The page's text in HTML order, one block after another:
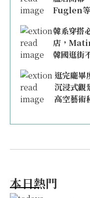
Fuglen
韓系穿搭
店，
韓國逛街
逛完龐畢
沉浸式觀
高空藝術
本日熱門